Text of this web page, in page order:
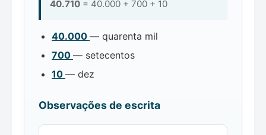
40.710 = 40.000 + 700 + 10
40.000 — quarenta mil
700 — setecentos
10 — dez
Observações de escrita